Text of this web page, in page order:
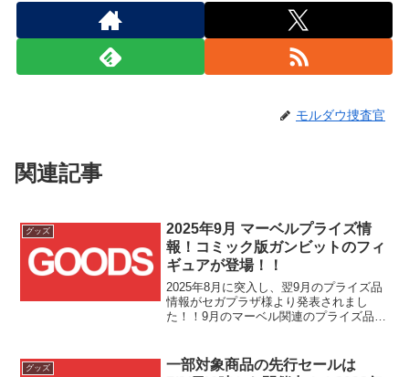
モルダウ捜査官
関連記事
グッズ
2025年9月 マーベルプライズ情
報！コミック版ガンビットのフィ
ギュアが登場！！
2025年8月に突入し、翌9月のプライズ品
情報がセガプラザ様より発表されまし
た！！9月のマーベル関連のプライズ品と
ル関連のプライズ品としては1商品だけと
グッズ
一部対象商品の先行セールは